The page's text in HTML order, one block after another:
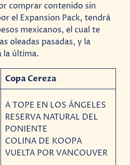
comprar contenido sin
el Expansion Pack, tendrá
mexicanos, el cual te
oleadas pasadas, y la
la última.
Copa Cereza
A TOPE EN LOS ÁNGELES
RESERVA NATURAL DEL
PONIENTE
COLINA DE KOOPA
VUELTA POR VANCOUVER